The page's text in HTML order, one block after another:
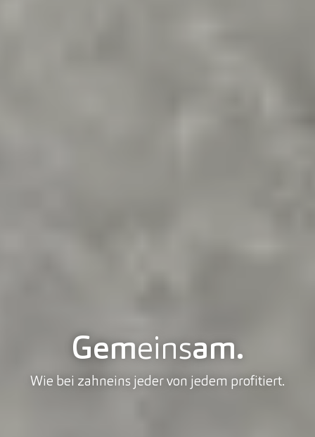
Gemeinsam.
Wie bei zahneins jeder von jedem profitiert.